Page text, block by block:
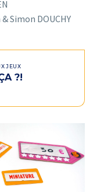
Simon DOUCHY
JEUX
?!